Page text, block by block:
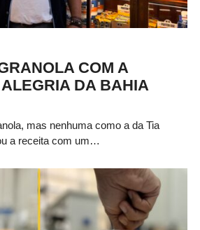
COM A
DA BAHIA
mas nenhuma como a da Tia
a receita com um…